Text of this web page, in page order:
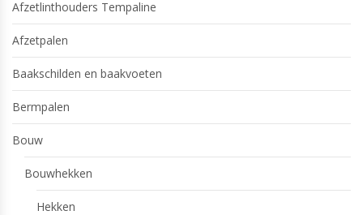
Afzetlinthouders Tempaline
Afzetpalen
Baakschilden en baakvoeten
Bermpalen
Bouw
Bouwhekken
Hekken